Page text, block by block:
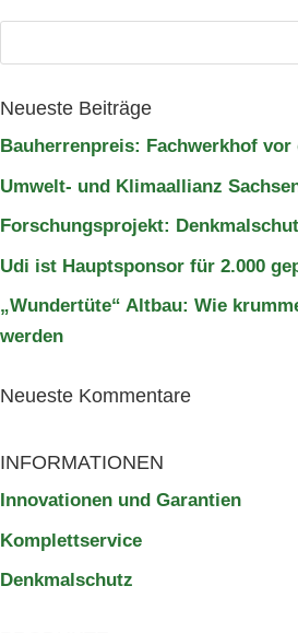
nach:
Neu­este Beiträge
Bau­her­ren­preis: Fach­werkhof
Umwelt- und Kli­ma­al­lianz
For­schungs­pro­jekt:
Udi ist Haupt­sponsor für 2.000
„Wun­der­tüte“ Altbau: Wie
werden
Neu­este Kommentare
INFORMATIONEN
Inno­va­tionen und Garantien
Kom­plett­ser­vice
Denk­mal­schutz